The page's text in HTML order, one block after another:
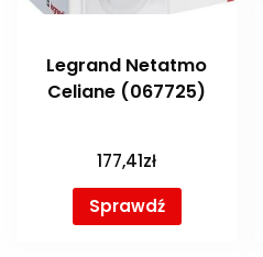
Legrand Netatmo
Celiane (067725)
177,41zł
Sprawdź